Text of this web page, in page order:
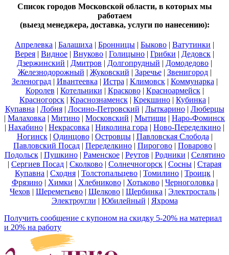
Список городов Московской области, в которых мы
работаем
(выезд менеджера, доставка, услуги по нанесению):
Апрелевка | Балашиха | Бронницы | Быково | Ватутинки |
Верея | Видное | Внуково | Голицыно | Грибки | Дедовск |
Дзержинский | Дмитров | Долгопрудный | Домодедово |
Железнодорожный | Жуковский | Заречье| Звенигород|
Зеленоград| Ивантеевка | Истра | Климовск| Коммунарка |
Королев | Котельники | Красково| Красноармейск|
Красногорск | Краснознаменск | Крекшино | Кубинка |
Купавна | Лобня| Лосино-Петровский | Лыткарино| Люберцы
| Малаховка | Митино | Московский | Мытищи | Наро-Фоминск
| Нахабино | Некрасовка | Николина гора | Ново-Переделкино |
Ногинск| Одинцово| Островцы| Павловская Слобода |
Павловский Посад | Переделкино | Пирогово | Поварово |
Подольск| Пушкино| Раменское| Реутов | Родники | Селятино
| Сергиев Посад | Сколково | Солнечногорск | Сосны | Старая
Купавна | Сходня | Толстопальцево | Томилино | Троицк |
Фрязино| Химки | Хлебниково| Хотьково| Черноголовка |
Чехов | Шереметьево | Щелково | Щербинка | Электросталь |
Электроугли | Юбилейный | Яхрома
Получить сообщение с купоном на скидку 5-20% на материал
и 20% на работу